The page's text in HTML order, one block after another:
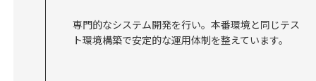
専門的なシステム開発を行い。本番環境と同じテス
ト環境構築で安定的な運用体制を整えています。